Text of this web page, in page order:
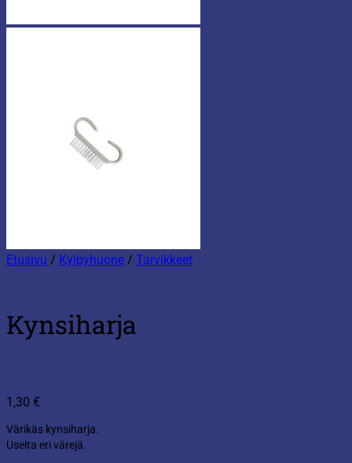
Etusivu / Kylpyhuone / Tarvikkeet
Kynsiharja
1,30 €
Värikäs kynsiharja.
Useita eri värejä.